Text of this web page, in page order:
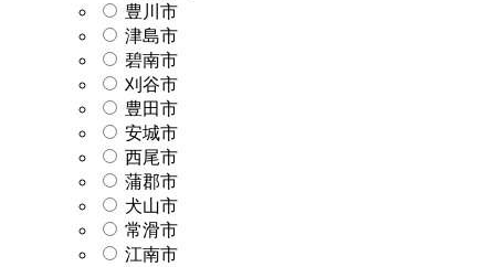
豊川市
津島市
碧南市
刈谷市
豊田市
安城市
西尾市
蒲郡市
犬山市
常滑市
江南市